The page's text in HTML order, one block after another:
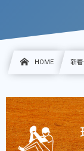
HOME 新